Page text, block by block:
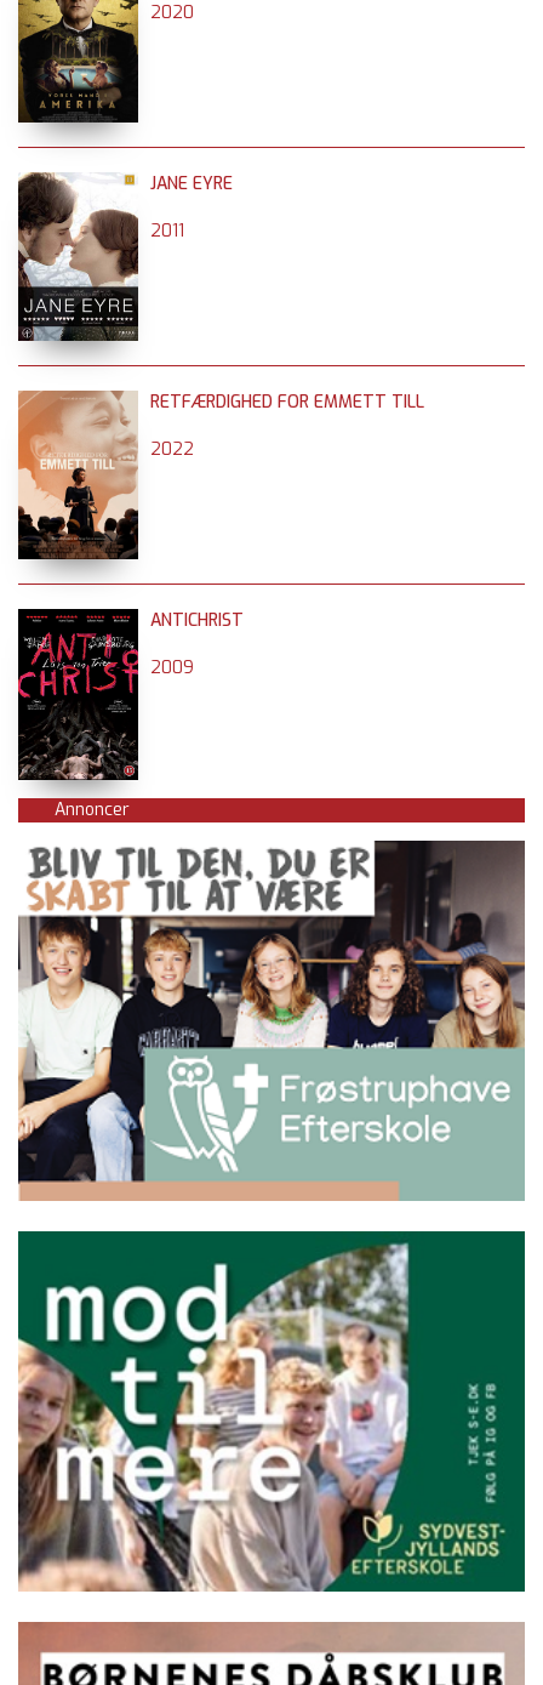
2020
JANE EYRE
2011
RETFÆRDIGHED FOR EMMETT TILL
2022
ANTICHRIST
2009
Annoncer